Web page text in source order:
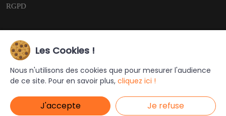
RGPD
Copyright © 2026
Ce site a été créé et est géré par Turing Web
Les Cookies !
Nous n'utilisons des cookies que pour mesurer l'audience
de ce site. Pour en savoir plus, cliquez ici !
J'accepte Je refuse